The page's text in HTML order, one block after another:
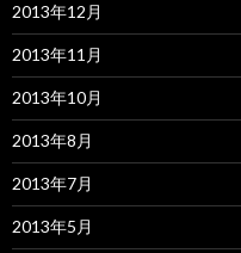
2013年12月
2013年11月
2013年10月
2013年8月
2013年7月
2013年5月